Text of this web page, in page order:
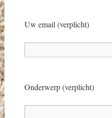
Uw email (verplicht)
Onderwerp (verplicht)